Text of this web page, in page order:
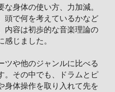
身体の使い方、力加減。
頭で何を考えているかなど
内容は初歩的な音楽理論の
じました。
ツや他のジャンルに比べる
。その中でも、ドラムとピ
身体操作を取り入れて先を